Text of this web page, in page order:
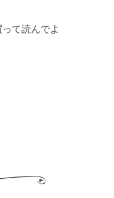
って読んでよ